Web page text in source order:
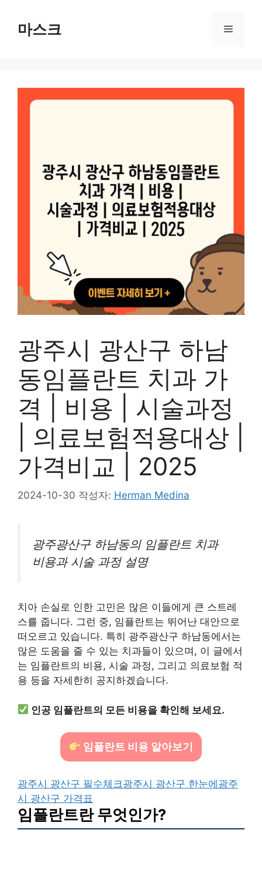
마스크 메
광주시 광산구 하남
동임플란트 치과 가
격 | 비용 | 시술과정
| 의료보험적용대상 |
가격비교 | 2025
2024-10-30 작성자: Herman Medina
광주광산구 하남동의 임플란트 치과
비용과 시술 과정 설명
치아 손실로 인한 고민은 많은 이들에게 큰 스트레
스를 줍니다. 그런 중, 임플란트는 뛰어난 대안으로
떠오르고 있습니다. 특히 광주광산구 하남동에서는
많은 도움을 줄 수 있는 치과들이 있으며, 이 글에서
는 임플란트의 비용, 시술 과정, 그리고 의료보험 적
용 등을 자세한히 공지하겠습니다.
인공 임플란트의 모든 비용을 확인해 보세요.
임플란트 비용 알아보기
광주시 광산구 필수체크광주시 광산구 한눈에광주
시 광산구 가격표
임플란트란 무엇인가?